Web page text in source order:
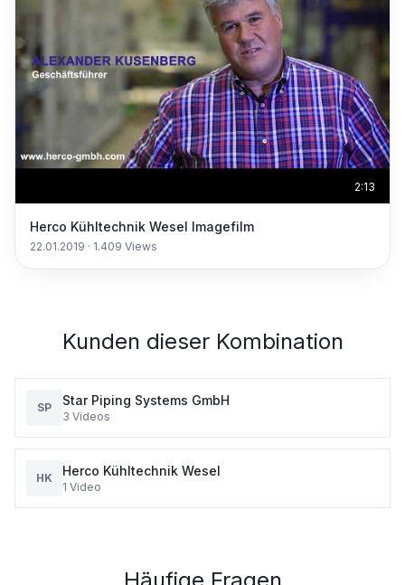
2:13
Herco Kühltechnik Wesel Imagefilm
22.01.2019 · 1.409 Views
Kunden dieser Kombination
SP Star Piping Systems GmbH
3 Videos
HK Herco Kühltechnik Wesel
1 Video